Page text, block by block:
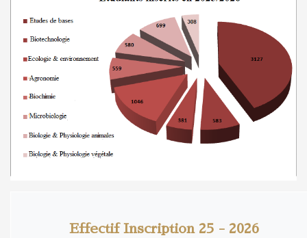
Effectif Inscription 25 - 2026